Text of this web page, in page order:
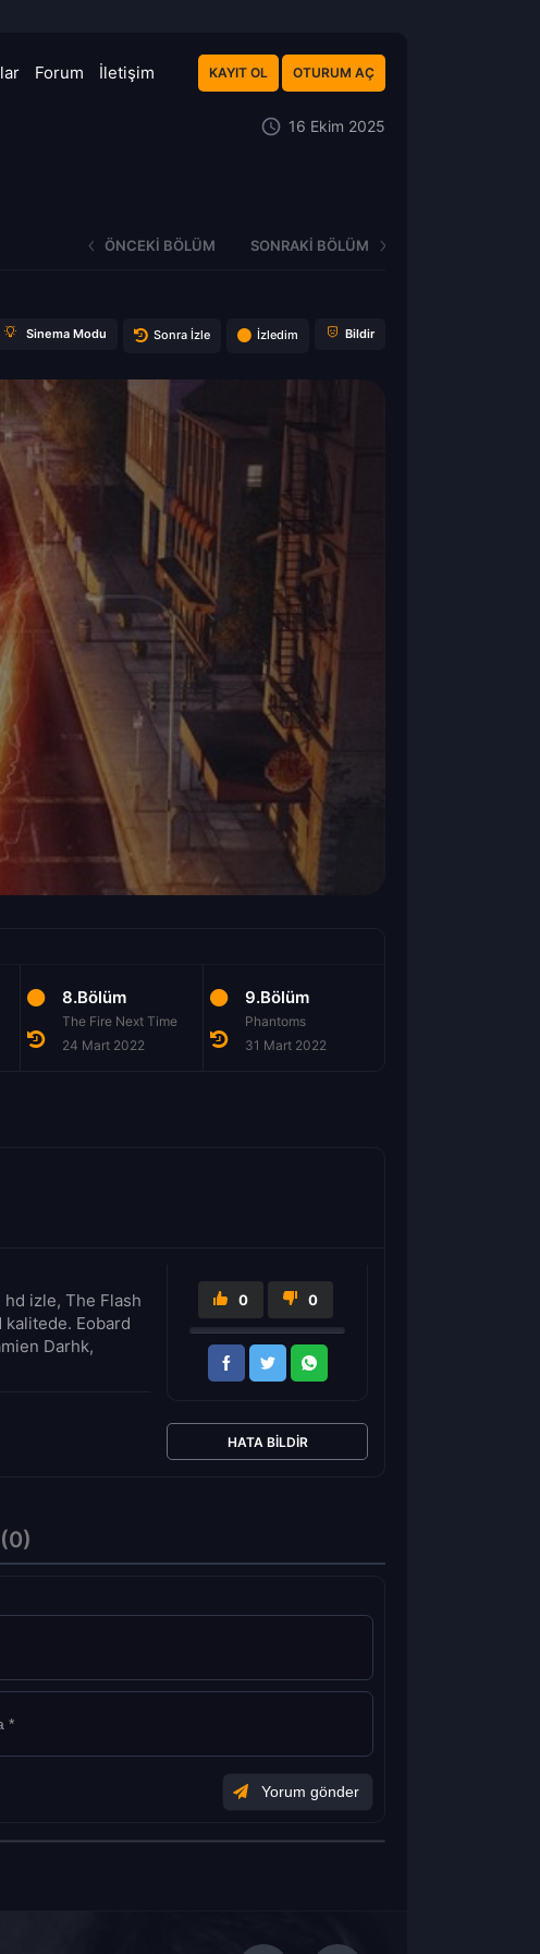
Forum İletişim KAYIT OL OTURUM AÇ
16 Ekim 2025
ÖNCEKI BÖLÜM SONRAKI BÖLÜM
Sinema Modu Sonra İzle İzledim Bildir
8.Bölüm
The Fire Next Time
24 Mart 2022
9.Bölüm
Phantoms
31 Mart 2022
izle, The Flash
kalitede. Eobard
Darhk,
0 0
HATA BILDIR
(0)